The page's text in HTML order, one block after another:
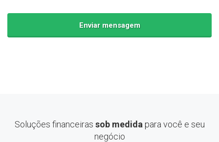
Soluções financeiras sob medida para você e seu
negócio